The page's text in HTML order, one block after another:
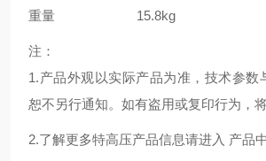
重量
15.8kg
注：
1.产品外观以实际产品为准，技术参数
恕不另行通知。如有盗用或复印行为，
2.了解更多特高压产品信息请进入 产品